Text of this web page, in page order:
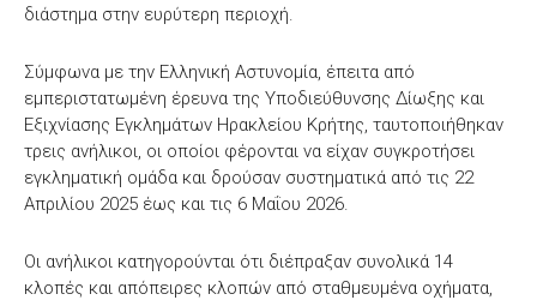
διάστημα στην ευρύτερη περιοχή.
Σύμφωνα με την Ελληνική Αστυνομία, έπειτα από
εμπεριστατωμένη έρευνα της Υποδιεύθυνσης Δίωξης και
Εξιχνίασης Εγκλημάτων Ηρακλείου Κρήτης, ταυτοποιήθηκαν
τρεις ανήλικοι, οι οποίοι φέρονται να είχαν συγκροτήσει
εγκληματική ομάδα και δρούσαν συστηματικά από τις 22
Απριλίου 2025 έως και τις 6 Μαΐου 2026.
Οι ανήλικοι κατηγορούνται ότι διέπραξαν συνολικά 14
κλοπές και απόπειρες κλοπών από σταθμευμένα οχήματα,